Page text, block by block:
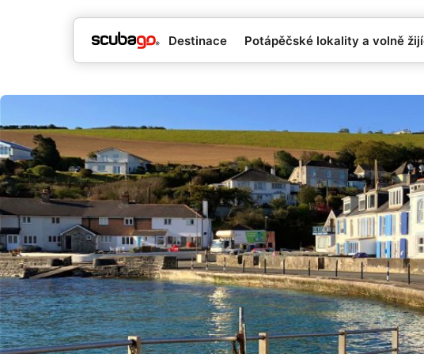
Destinace Potápěčské lokality a volně